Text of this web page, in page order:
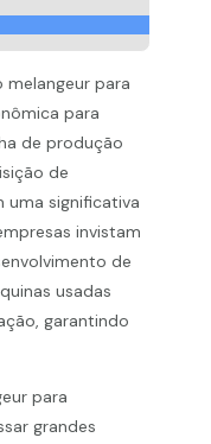
melangeur para
para
de produção
de
uma significativa
invistam
de
usadas
garantindo
para
grandes